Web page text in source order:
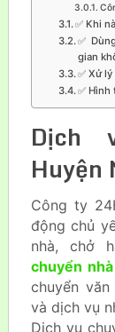
✅ Khi
✅
gian
✅ Xử
✅
Dịch
Huyện
Công ty
động chủ
nhà, chở
chuyển
chuyển
và dịch vụ
Dịch vụ